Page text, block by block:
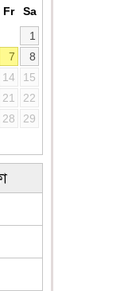
Fr
Sa
1
7
8
14
15
21
22
28
29